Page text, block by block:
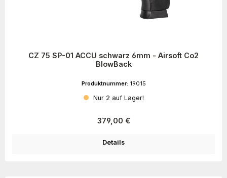
CZ 75 SP-01 ACCU schwarz 6mm - Airsoft Co2
BlowBack
Produktnummer: 19015
Nur 2 auf Lager!
Regulärer Preis:
379,00 €
Details